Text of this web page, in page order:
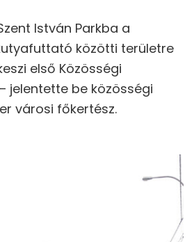
István Parkba a
közötti területre
első Közösségi
jelentette be közösségi
városi főkertész.